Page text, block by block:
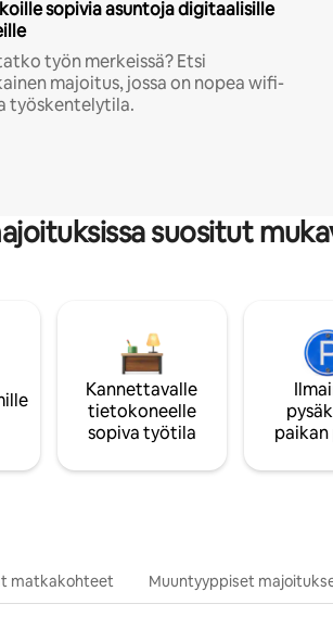
sopivia asuntoja digitaalisille
työn merkeissä? Etsi
majoitus, jossa on nopea wifi-
työskentelytila.
suositut
Kannettavalle
tietokoneelle
sopiva työtila
paikan
matkakohteet Muuntyyppiset